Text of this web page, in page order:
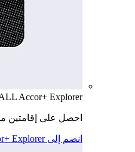
Accor+ Explorer
احصل على إقامتين
انضم إلى ALL Accor+ Explorer